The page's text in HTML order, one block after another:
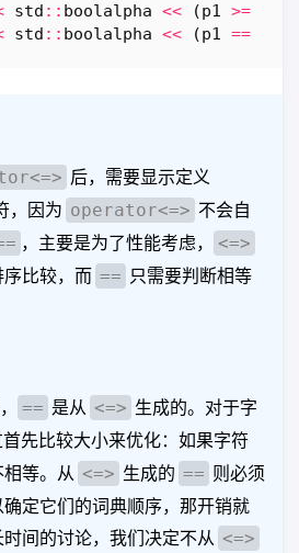
std :: boolalpha << (p1 >=
std :: boolalpha << (p1 ==
后，需要显示定义
，因为 operator<=> 不会自
，主要是为了性能考虑，
<=>
比较，而 == 只需要判断相等
== 是从 <=> 生成的。对于字
先比较大小来优化：如果字符
等。从 <=> 生成的 == 则必须
定它们的词典顺序，那开销就
间的讨论，我们决定不从 <=>